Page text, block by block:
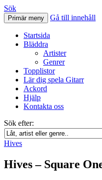
Svenskatabs.se
Sök
Primär meny Gå till innehåll
Startsida
Bläddra
Artister
Genrer
Topplistor
Lär dig spela Gitarr
Ackord
Hjälp
Kontakta oss
Sök efter:
Hives
Hives – Square